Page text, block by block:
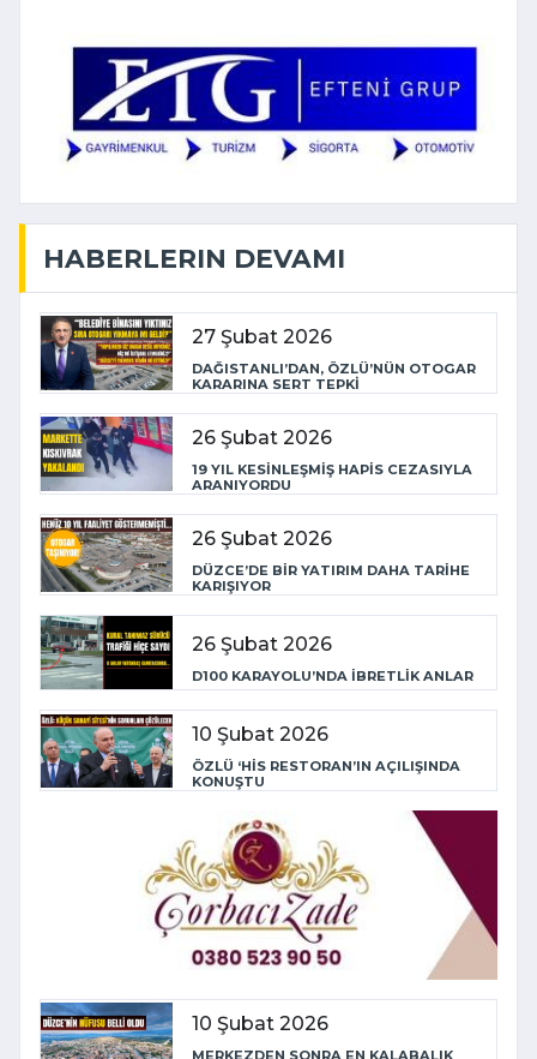
HABERLERIN DEVAMI
27 Şubat 2026
DAĞISTANLI’DAN, ÖZLÜ’NÜN OTOGAR
KARARINA SERT TEPKİ
26 Şubat 2026
19 YIL KESİNLEŞMİŞ HAPİS CEZASIYLA
ARANIYORDU
26 Şubat 2026
DÜZCE’DE BİR YATIRIM DAHA TARİHE
KARIŞIYOR
26 Şubat 2026
D100 KARAYOLU’NDA İBRETLİK ANLAR
10 Şubat 2026
ÖZLÜ ‘HİS RESTORAN’IN AÇILIŞINDA
KONUŞTU
10 Şubat 2026
MERKEZDEN SONRA EN KALABALIK